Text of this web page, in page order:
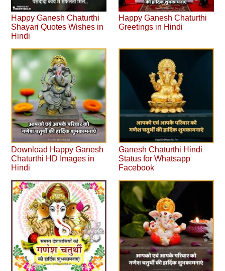
Happy Ganesh Chaturthi
Shayari Quotes Wishes in
Hindi
Happy Ganesh Chaturthi
Greetings in Hindi
Download Happy Ganesh
Chaturthi HD Images in
Hindi
Ganesh Chaturthi Hindi
Status for Whatsapp
Facebook